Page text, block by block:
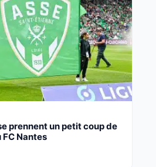
prennent un petit coup de
Nantes